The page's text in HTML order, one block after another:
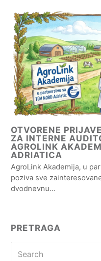
OTVORENE
ZA INTERNE
AGROLINK
ADRIATICA
AgroLink Akademija, u
poziva sve
dvodnevnu…
PRETRAGA